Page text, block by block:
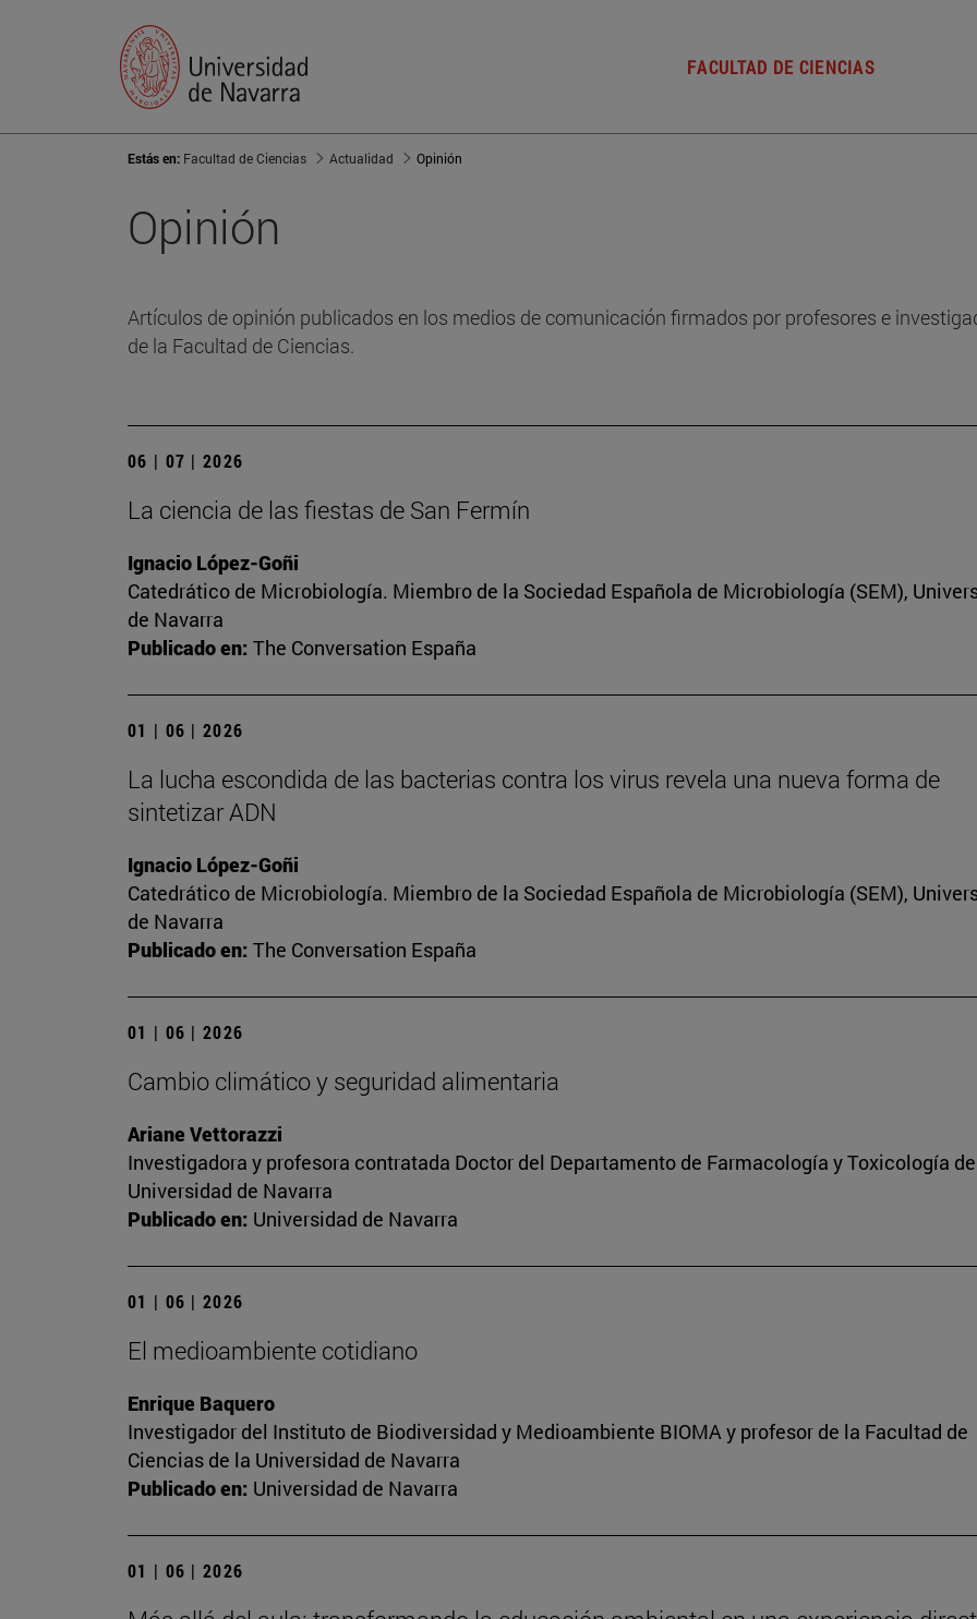
FACULTAD DE CIENCIAS
Estás en: Facultad de Ciencias Actualidad Opinión
Opinión
Artículos de opinión publicados en los medios de comunicación firmados por profesores e
de la Facultad de Ciencias.
06 | 07 | 2026
La ciencia de las fiestas de San Fermín
Ignacio López-Goñi
Catedrático de Microbiología. Miembro de la Sociedad Española de Microbiología (SEM),
de Navarra
Publicado en: The Conversation España
01 | 06 | 2026
La lucha escondida de las bacterias contra los virus revela una nueva forma de
sintetizar ADN
Ignacio López-Goñi
Catedrático de Microbiología. Miembro de la Sociedad Española de Microbiología (SEM),
de Navarra
Publicado en: The Conversation España
01 | 06 | 2026
Cambio climático y seguridad alimentaria
Ariane Vettorazzi
Investigadora y profesora contratada Doctor del Departamento de Farmacología y Toxicología
Universidad de Navarra
Publicado en: Universidad de Navarra
01 | 06 | 2026
El medioambiente cotidiano
Enrique Baquero
Investigador del Instituto de Biodiversidad y Medioambiente BIOMA y profesor de la Facultad de
Ciencias de la Universidad de Navarra
Publicado en: Universidad de Navarra
01 | 06 | 2026